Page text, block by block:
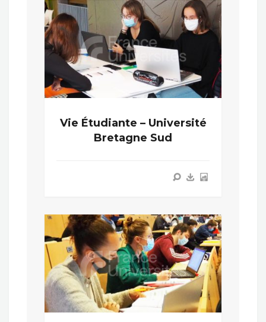
Vie Étudiante – Université
Bretagne Sud